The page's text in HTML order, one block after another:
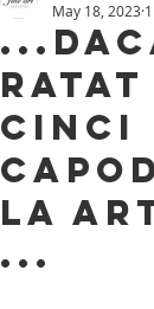
ratat
cinci
la
...
May 18, 2023